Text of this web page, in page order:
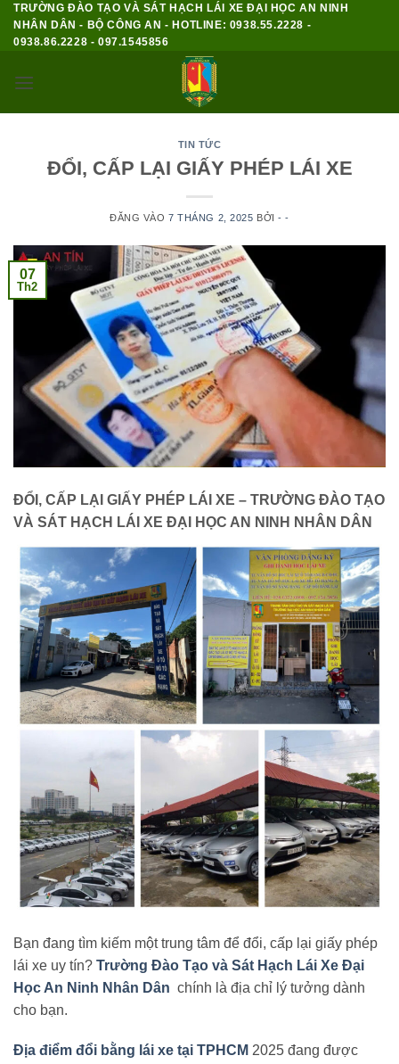
Bỏ
qua
dung
TRƯỜNG ĐÀO TẠO VÀ SÁT HẠCH LÁI XE ĐẠI HỌC AN NINH
NHÂN DÂN - BỘ CÔNG AN - HOTLINE: 0938.55.2228 -
0938.86.2228 - 097.1545856
TIN TỨC
ĐỔI, CẤP LẠI GIẤY PHÉP LÁI XE
ĐĂNG VÀO7 THÁNG 2, 2025 BỞI- -
07
Th2
ĐỔI, CẤP LẠI GIẤY PHÉP LÁI XE – TRƯỜNG ĐÀO TẠO
VÀ SÁT HẠCH LÁI XE ĐẠI HỌC AN NINH NHÂN DÂN
Bạn đang tìm kiếm một trung tâm để đổi, cấp lại giấy phép
lái xe uy tín? Trường Đào Tạo và Sát Hạch Lái Xe Đại
Học An Ninh Nhân Dân chính là địa chỉ lý tưởng dành
cho bạn.
Địa điểm đổi bằng lái xe tại TPHCM 2025 đang được